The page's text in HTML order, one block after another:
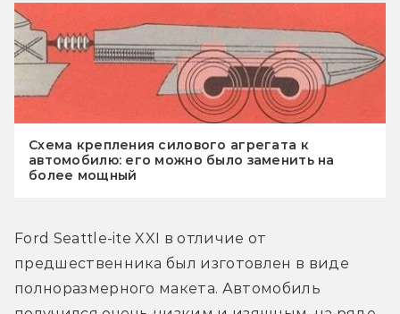
Схема крепления силового агрегата к
автомобилю: его можно было заменить на
более мощный
Ford Seattle-ite XXI в отличие от
предшественника был изготовлен в виде
полноразмерного макета. Автомобиль